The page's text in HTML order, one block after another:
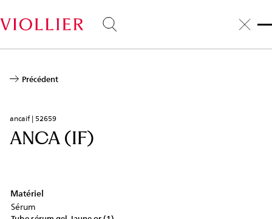
au
contenu
Précédent
ancaif | 52659
ANCA (IF)
Matériel
Sérum